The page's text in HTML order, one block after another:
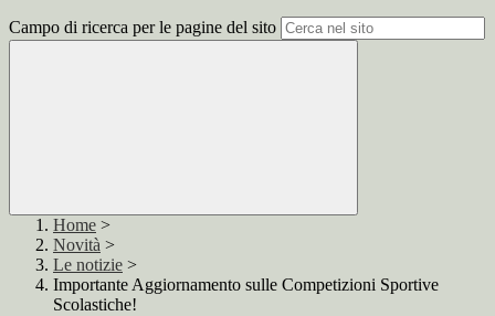
Campo di ricerca per le pagine del sito
Home >
Novità >
Le notizie >
Importante Aggiornamento sulle Competizioni Sportive
Scolastiche!